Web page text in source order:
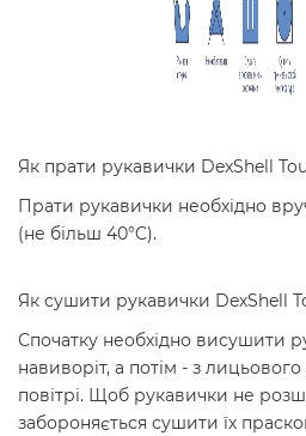
Як прати рукавички DexShell
Прати рукавички необхідно
(не більш 40°C).
Як сушити рукавички DexShell
Спочатку необхідно висушити
навиворіт, а потім - з
повітрі. Щоб рукавички не
забороняється сушити їх